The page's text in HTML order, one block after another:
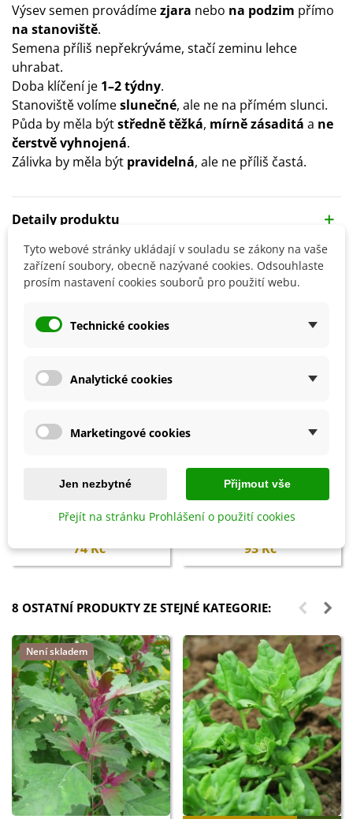
Výsev semen provádímezjara nebo na podzim přímo
na stanoviště.
Semena příliš nepřekrýváme, stačí zeminu lehce
uhrabat.
Doba klíčení je 1–2 týdny.
Stanoviště volímeslunečné, ale ne na přímém slunci.
Půda by měla býtstředně těžká, mírnězásaditá a ne
čerstvě vyhnojená.
Zálivka by měla být pravidelná, ale ne příliš častá.
Detaily produktu
SOUVISEJÍCÍ PRODUKTY
Přidat do košíku
Konvička s růžicí - plastová - 1 l -
1 ks
74 Kč
Přidat do košíku
Hnojivo na zeleninu - BoPon -
500 ml
93 Kč
8 OSTATNÍ PRODUKTY ZE STEJNÉ KATEGORIE:
Není skladem
Tyto webové stránky ukládají v souladu se zákony na vaše
zařízení soubory, obecně nazývané cookies. Odsouhlaste
prosím nastavení cookies souborů pro použití webu.
Technické cookies
Analytické cookies
Marketingové cookies
Jen nezbytné Přijmout vše
Přejít na stránku Prohlášení o použití cookies